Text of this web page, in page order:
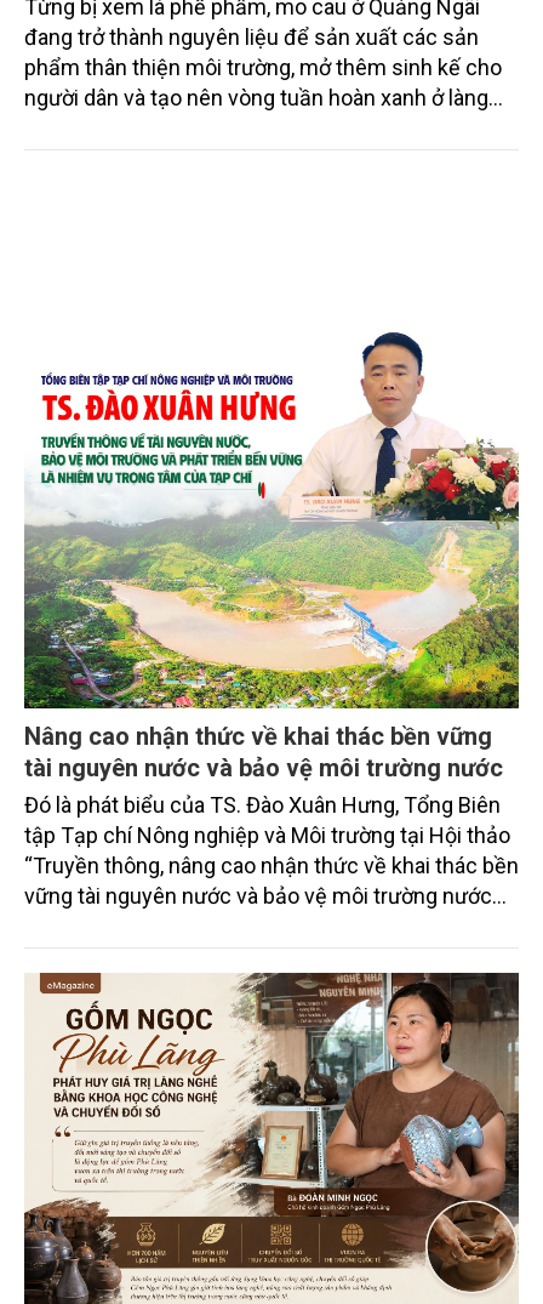
Từng bị xem là phế phẩm, mo cau ở Quảng Ngãi
đang trở thành nguyên liệu để sản xuất các sản
phẩm thân thiện môi trường, mở thêm sinh kế cho
người dân và tạo nên vòng tuần hoàn xanh ở làng
chén, dĩa... từ mo cau đã được thị trường trong nước
Nâng cao nhận thức về khai thác bền vững
tài nguyên nước và bảo vệ môi trường nước
Đó là phát biểu của TS. Đào Xuân Hưng, Tổng Biên
tập Tạp chí Nông nghiệp và Môi trường tại Hội thảo
“Truyền thông, nâng cao nhận thức về khai thác bền
vững tài nguyên nước và bảo vệ môi trường nước
trường phối hợp với Sở Nông nghiệp và Môi trường
tỉnh Lai Châu tổ chức ngày 10/7/2026. Hội thảo thu
hút sự tham gia của hơn 100 đại biểu là lãnh đạo
các đơn vị thuộc Bộ Nông nghiệp và Môi trường,
chuyên gia, nhà khoa học, Sở Nông nghiệp và Môi
trường tỉnh Lai Châu và đại diện các cơ quan đơn vị
doanh nghiệp ở các tỉnh miền núi phía Bắc.